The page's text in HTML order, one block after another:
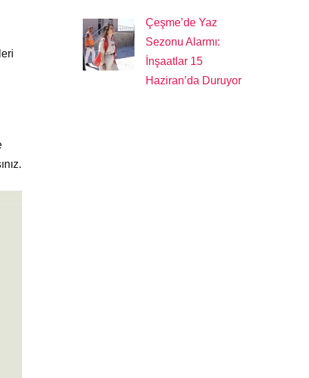
Çeşme’de Yaz
Sezonu Alarmı:
İnşaatlar 15
Haziran’da Duruyor